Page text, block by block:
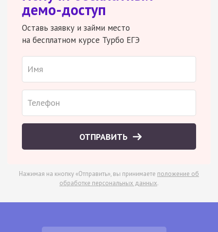
демо-доступ
Оставь заявку и займи место
на бесплатном курсе Турбо ЕГЭ
ОТПРАВИТЬ
Нажимая на кнопку «Отправить», вы принимаете положение об
обработке персональных данных.